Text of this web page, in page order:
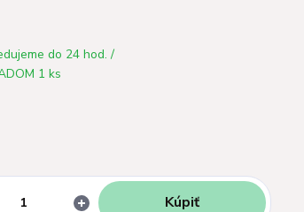
do 24 hod. /
1 ks
Kúpiť